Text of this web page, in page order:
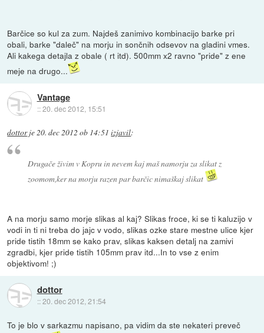
Barčice so kul za zum. Najdeš zanimivo kombinacijo barke pri
obali, barke "daleč" na morju in sončnih odsevov na gladini vmes.
Ali kakega detajla z obale ( rt itd). 500mm x2 ravno "pride" z ene
meje na drugo...
Vantage
::20. dec 2012, 15:51
dottorje20. dec 2012 ob 14:51 izjavil:
Drugače živim v Kopru in nevem kaj maš namorju za slikat z
zoomom,ker na morju razen par barčic nimaškaj slikat
A na morju samo morje slikas al kaj? Slikas froce, ki se ti kaluzijo v
vodi in ti ni treba do jajc v vodo, slikas ozke stare mestne ulice kjer
pride tistih 18mm se kako prav, slikas kaksen detalj na zamivi
zgradbi, kjer pride tistih 105mm prav itd...In to vse z enim
objektivom! ;)
dottor
::20. dec 2012, 21:54
To je blo v sarkazmu napisano, pa vidim da ste nekateri preveč